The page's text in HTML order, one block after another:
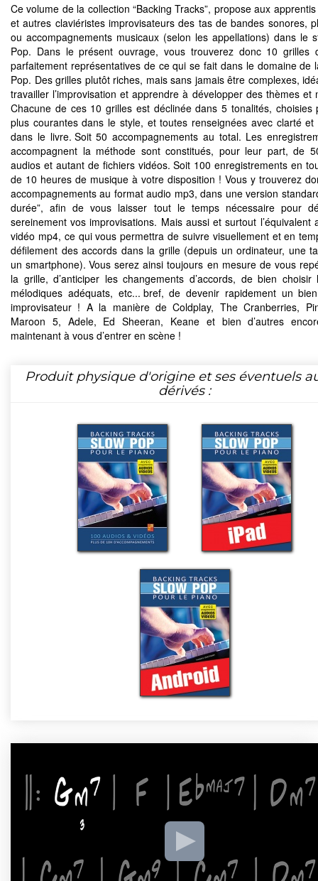
Ce volume de la collection “Backing Tracks”, propose aux
et autres claviéristes improvisateurs des tas de bandes sonores,
ou accompagnements musicaux (selon les appellations) dans le
Pop. Dans le présent ouvrage, vous trouverez donc 10 grilles
parfaitement représentatives de ce qui se fait dans le domaine de
Pop. Des grilles plutôt riches, mais sans jamais être complexes,
travailler l’improvisation et apprendre à développer des thèmes et
Chacune de ces 10 grilles est déclinée dans 5 tonalités, choisies
plus courantes dans le style, et toutes renseignées avec clarté et
dans le livre. Soit 50 accompagnements au total. Les
accompagnent la méthode sont constitués, pour leur part, de
audios et autant de fichiers vidéos. Soit 100 enregistrements en
de 10 heures de musique à votre disposition ! Vous y trouverez
accompagnements au format audio mp3, dans une version
durée”, afin de vous laisser tout le temps nécessaire pour
sereinement vos improvisations. Mais aussi et surtout l’équivalent
vidéo mp4, ce qui vous permettra de suivre visuellement et en
défilement des accords dans la grille (depuis un ordinateur, une
un smartphone). Vous serez ainsi toujours en mesure de vous
la grille, d’anticiper les changements d’accords, de bien choisir
mélodiques adéquats, etc... bref, de devenir rapidement un
improvisateur ! A la manière de Coldplay, The Cranberries,
Maroon 5, Adele, Ed Sheeran, Keane et bien d’autres
maintenant à vous d’entrer en scène !
Produit physique d'origine et ses éventuels
dérivés :